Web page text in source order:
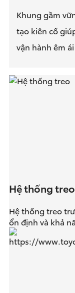
Khung gầm
tạo kiên cố
vận hành êm
Hệ thống treo
Hệ thống treo
ổn định và khả